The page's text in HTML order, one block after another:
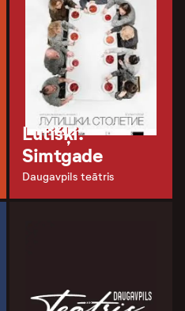
Lutišķi.
Simtgade
Daugavpils teātris